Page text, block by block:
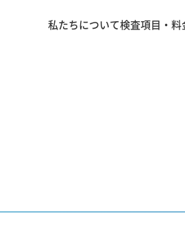
私たちについて検査項目・料